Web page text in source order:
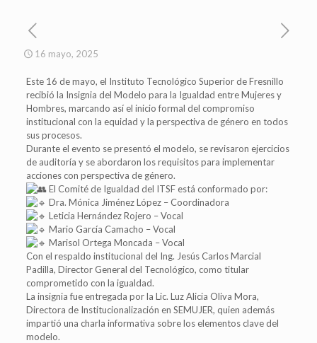
16 mayo, 2025
Este 16 de mayo, el Instituto Tecnológico Superior de Fresnillo
recibió la Insignia del Modelo para la Igualdad entre Mujeres y
Hombres, marcando así el inicio formal del compromiso
institucional con la equidad y la perspectiva de género en todos
sus procesos.
Durante el evento se presentó el modelo, se revisaron ejercicios
de auditoría y se abordaron los requisitos para implementar
acciones con perspectiva de género.
El Comité de Igualdad del ITSF está conformado por:
Dra. Mónica Jiménez López – Coordinadora
Leticia Hernández Rojero – Vocal
Mario García Camacho – Vocal
Marisol Ortega Moncada – Vocal
Con el respaldo institucional del Ing. Jesús Carlos Marcial
Padilla, Director General del Tecnológico, como titular
comprometido con la igualdad.
La insignia fue entregada por la Lic. Luz Alicia Oliva Mora,
Directora de Institucionalización en SEMUJER, quien además
impartió una charla informativa sobre los elementos clave del
modelo.